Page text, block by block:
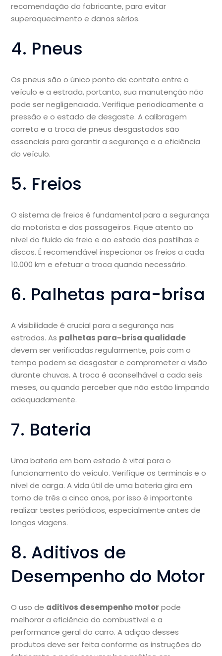
recomendação do fabricante, para evitar
superaquecimento e danos sérios.
4. Pneus
Os pneus são o único ponto de contato entre o
veículo e a estrada, portanto, sua manutenção não
pode ser negligenciada. Verifique periodicamente a
pressão e o estado de desgaste. A calibragem
correta e a troca de pneus desgastados são
essenciais para garantir a segurança e a eficiência
do veículo.
5. Freios
O sistema de freios é fundamental para a segurança
do motorista e dos passageiros. Fique atento ao
nível do fluido de freio e ao estado das pastilhas e
discos. É recomendável inspecionar os freios a cada
10.000 km e efetuar a troca quando necessário.
6. Palhetas para-brisa
A visibilidade é crucial para a segurança nas
estradas. As palhetas para-brisa qualidade
devem ser verificadas regularmente, pois com o
tempo podem se desgastar e comprometer a visão
durante chuvas. A troca é aconselhável a cada seis
meses, ou quando perceber que não estão limpando
adequadamente.
7. Bateria
Uma bateria em bom estado é vital para o
funcionamento do veículo. Verifique os terminais e o
nível de carga. A vida útil de uma bateria gira em
torno de três a cinco anos, por isso é importante
realizar testes periódicos, especialmente antes de
longas viagens.
8. Aditivos de
Desempenho do Motor
O uso de aditivos desempenho motor pode
melhorar a eficiência do combustível e a
performance geral do carro. A adição desses
produtos deve ser feita conforme as instruções do